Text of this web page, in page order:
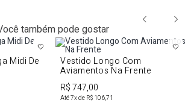
também pode gostar
Midi De Vestido Longo Com
Aviamentos Na Frente
R$ 747,00
Até7x de R$ 106,71